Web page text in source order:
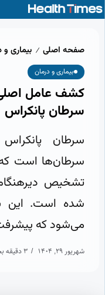
صفحه اصلی / بیماری و
بیماری و درمان
کشف عامل اصلی
سرطان پانکراس
سرطان
سرطان‌ها است
تشخیص
شده است. این
می‌شود که
شهریور 29, 1404 3 دقیقه بخوانید